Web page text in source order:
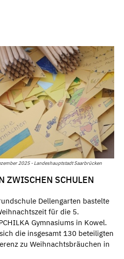
2025 - Landeshauptstadt Saarbrücken
ZWISCHEN SCHULEN
Dellengarten bastelte
für die 5.
Gymnasiums in Kowel.
die insgesamt 130 beteiligten
zu Weihnachtsbräuchen in